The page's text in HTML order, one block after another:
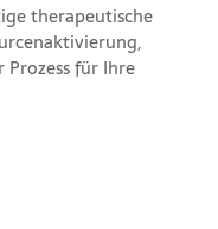
therapeutische
für Ihre